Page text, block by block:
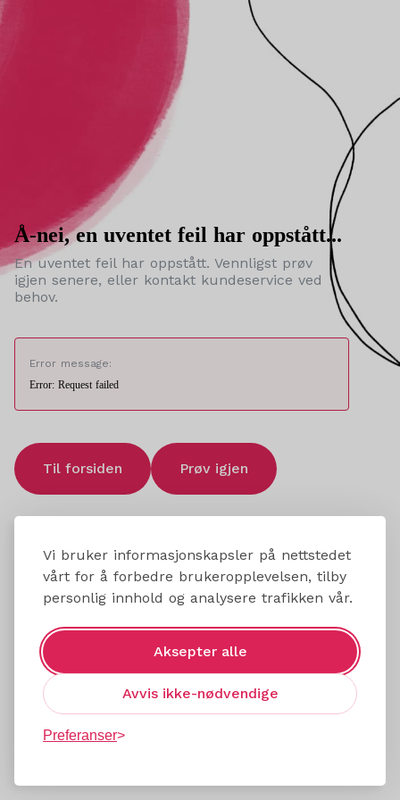
Vi bruker informasjonskapsler på nettstedet
vårt for å forbedre brukeropplevelsen, tilby
personlig innhold og analysere trafikken vår.
Aksepter alle
Avvis ikke-nødvendige
Preferanser
Å-nei, en uventet feil har oppstått...
En uventet feil har oppstått. Vennligst prøv
igjen senere, eller kontakt kundeservice ved
behov.
Error message:
Error: Request failed
Til forsiden Prøv igjen